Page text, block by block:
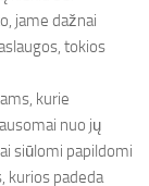
jame dažnai
tokios
kurie
nuo jų
siūlomi papildomi
kurios padeda